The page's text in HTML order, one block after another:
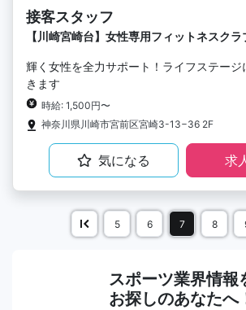
接客スタッフ
【川崎宮崎台】女性専用フィットネスクラ
輝く女性を全力サポート！ライフステー
きます
時給: 1,500円〜
神奈川県川崎市宮前区宮崎3-13−36 2F
気になる 求
5 6 7 8
スポーツ業界情報
お探しのあなたへ